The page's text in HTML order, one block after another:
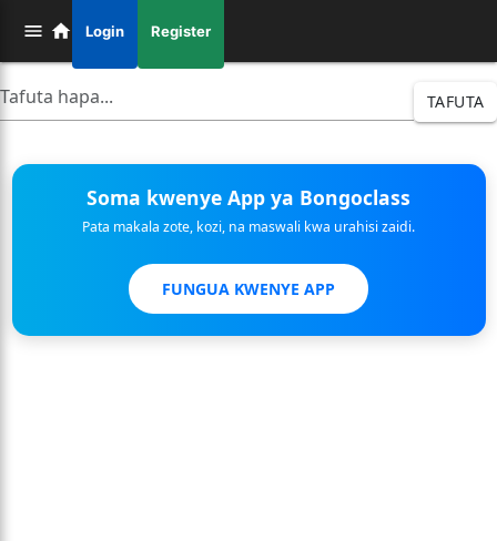
Login Register
TAFUTA
Soma kwenye App ya Bongoclass
Pata makala zote, kozi, na maswali kwa urahisi zaidi.
FUNGUA KWENYE APP